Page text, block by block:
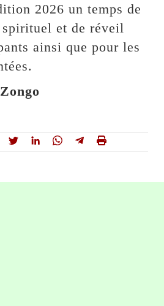
2026 un temps de
et de réveil
ainsi que pour les